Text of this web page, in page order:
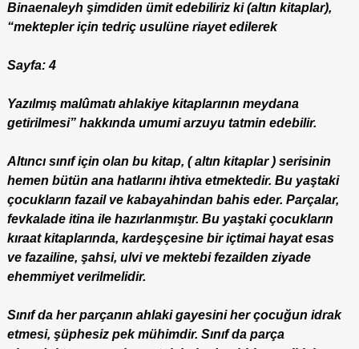
Binaenaleyh şimdiden ümit edebiliriz ki (altın kitaplar),
“mektepler için tedriç usulüne riayet edilerek
Sayfa: 4
Yazılmış malûmatı ahlakiye kitaplarının meydana
getirilmesi” hakkında umumi arzuyu tatmin edebilir.
Altıncı sınıf için olan bu kitap, ( altın kitaplar ) serisinin
hemen bütün ana hatlarını ihtiva etmektedir. Bu yaştaki
çocukların fazail ve kabayahindan bahis eder. Parçalar,
fevkalade itina ile hazırlanmıştır. Bu yaştaki çocukların
kıraat kitaplarında, kardeşçesine bir içtimai hayat esas
ve fazailine, şahsi, ulvi ve mektebi fezailden ziyade
ehemmiyet verilmelidir.
Sınıf da her parçanın ahlaki gayesini her çocuğun idrak
etmesi, şüphesiz pek mühimdir. Sınıf da parça